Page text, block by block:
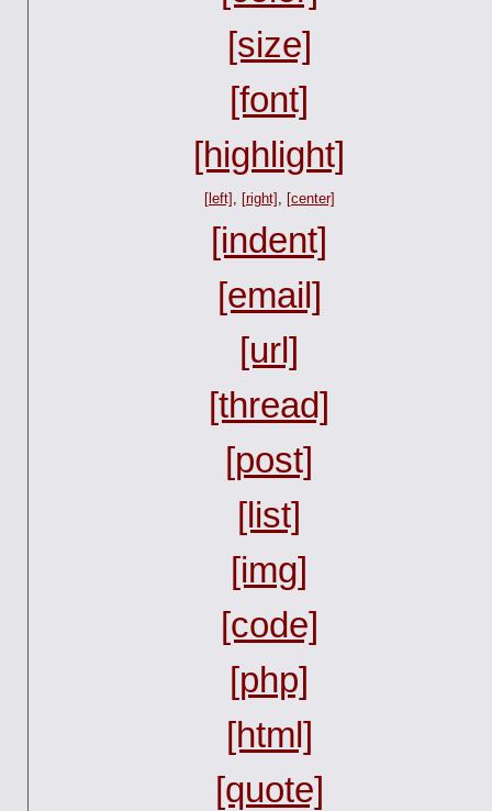
[size]
[font]
[highlight]
[left] , [right] , [center]
[indent]
[email]
[url]
[thread]
[post]
[list]
[img]
[code]
[php]
[html]
[quote]